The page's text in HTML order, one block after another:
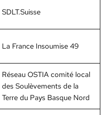
SDLT.Suisse
La France Insoumise 49
Réseau OSTIA comité local
des Soulève­ments de la
Terre du Pays Basque Nord